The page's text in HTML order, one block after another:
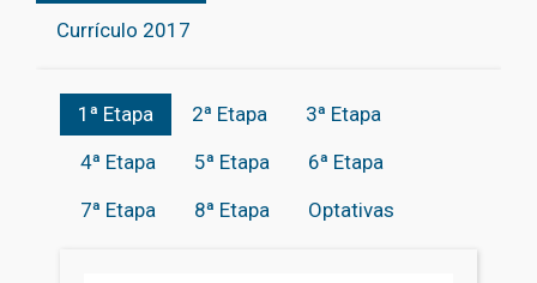
Currículo 2017
1ª Etapa 2ª Etapa
3ª Etapa
4ª Etapa
5ª Etapa
6ª Etapa
7ª Etapa
8ª Etapa Optativas